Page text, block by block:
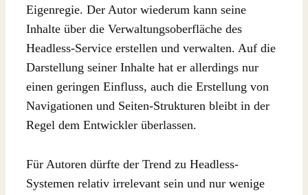
Eigenregie. Der Autor wiederum kann seine
Inhalte über die Verwaltungsoberfläche des
Headless-Service erstellen und verwalten. Auf die
Darstellung seiner Inhalte hat er allerdings nur
einen geringen Einfluss, auch die Erstellung von
Navigationen und Seiten-Strukturen bleibt in der
Regel dem Entwickler überlassen.
Für Autoren dürfte der Trend zu Headless-
Systemen relativ irrelevant sein und nur wenige